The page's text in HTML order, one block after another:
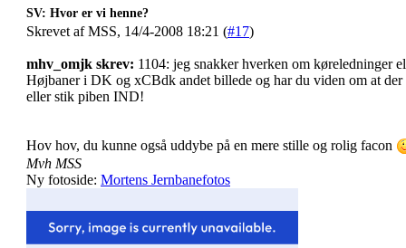
SV: Hvor er vi henne?
Skrevet af MSS, 14/4-2008 18:21 (#17)
mhv_omjk skrev: 1104: jeg snakker hverken om køreledninger
Højbaner i DK og xCBdk andet billede og har du viden om at
eller stik piben IND!
Hov hov, du kunne også uddybe på en mere stille og rolig facon
Mvh MSS
Ny fotoside: Mortens Jernbanefotos